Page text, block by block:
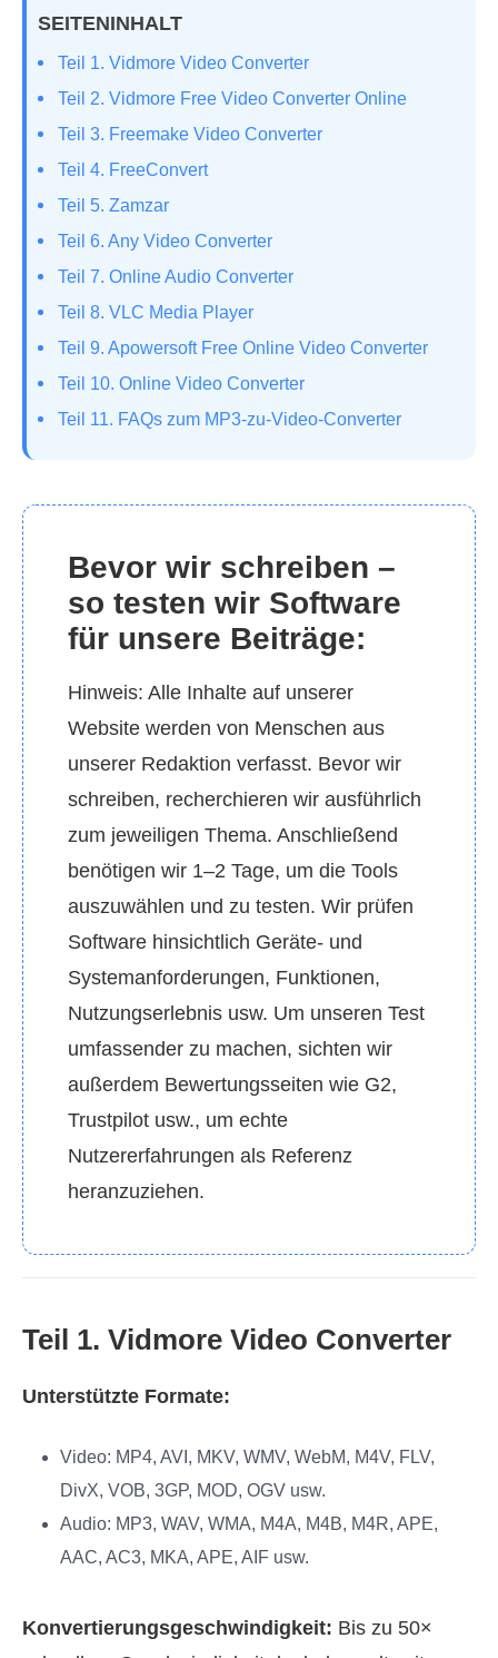
SEITENINHALT
Teil 1. Vidmore Video Converter
Teil 2. Vidmore Free Video Converter Online
Teil 3. Freemake Video Converter
Teil 4. FreeConvert
Teil 5. Zamzar
Teil 6. Any Video Converter
Teil 7. Online Audio Converter
Teil 8. VLC Media Player
Teil 9. Apowersoft Free Online Video Converter
Teil 10. Online Video Converter
Teil 11. FAQs zum MP3-zu-Video-Converter
Bevor wir schreiben –
so testen wir Software
für unsere Beiträge:
Hinweis: Alle Inhalte auf unserer
Website werden von Menschen aus
unserer Redaktion verfasst. Bevor wir
schreiben, recherchieren wir ausführlich
zum jeweiligen Thema. Anschließend
benötigen wir 1–2 Tage, um die Tools
auszuwählen und zu testen. Wir prüfen
Software hinsichtlich Geräte‑ und
Systemanforderungen, Funktionen,
Nutzungserlebnis usw. Um unseren Test
umfassender zu machen, sichten wir
außerdem Bewertungsseiten wie G2,
Trustpilot usw., um echte
Nutzererfahrungen als Referenz
heranzuziehen.
Teil 1. Vidmore Video Converter
Unterstützte Formate:
Video: MP4, AVI, MKV, WMV, WebM, M4V, FLV,
DivX, VOB, 3GP, MOD, OGV usw.
Audio: MP3, WAV, WMA, M4A, M4B, M4R, APE,
AAC, AC3, MKA, APE, AIF usw.
Konvertierungsgeschwindigkeit: Bis zu 50×